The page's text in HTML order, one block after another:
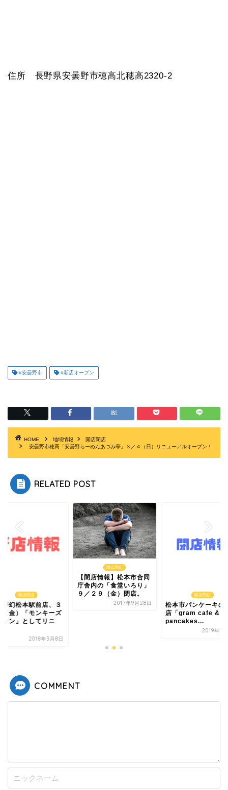
住所 長野県安曇野市穂高北穂高2320-2
#安曇野市 #新店オープン
HOME 地域情報
開店閉店
安曇野市穂高「安曇野らーめんあづみ亭」３／４（日）リニューアルオープン！
RELATED POST
開店閉店
夢幻松本駅前店、３
（金）「モンキーズ
チン」としてリニ
2018年3月8日
開店閉店
【閉店情報】松本市合同
庁舎内の「食堂いろり」
９／２９（金）閉店。
2017年9月28日
開店閉店
松本市パンケーキの
店「gram cafe &
pancakes...
2019年1
COMMENT